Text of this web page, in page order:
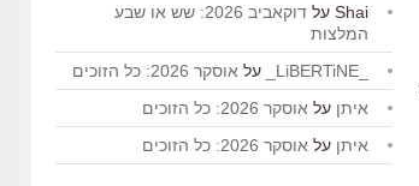
Shai על
דוקאביב 2026: שש או שבע
המלצות
על אוסקר 2026: כל הזוכים
איתן על אוסקר 2026: כל הזוכים
איתן על אוסקר 2026: כל הזוכים